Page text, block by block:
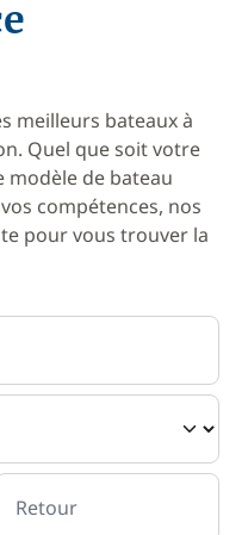
meilleurs bateaux à
Quel que soit votre
modèle de bateau
compétences, nos
pour vous trouver la
Retour